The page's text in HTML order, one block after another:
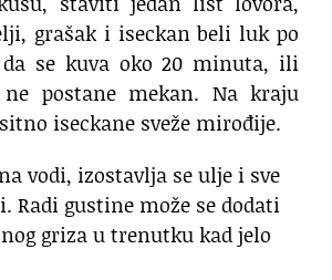
grašak i iseckan beli luk po
se kuva oko 20 minuta, ili
postane mekan. Na kraju
iseckane sveže mirođije.
vodi, izostavlja se ulje i sve
Radi gustine može se dodati
griza u trenutku kad jelo